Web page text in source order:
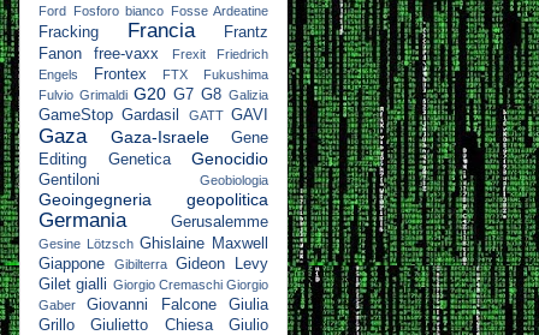
Ford Fosforo bianco Fosse Ardeatine
Fracking Francia
Frantz
Fanon
free-vaxx Frexit
Friedrich
Engels
Frontex FTX
Fukushima
Fulvio Grimaldi G20 G7 G8 Galizia
GameStop Gardasil GATT GAVI
Gaza Gaza-Israele
Gene
Editing
Genetica Genocidio
Gentiloni Geobiologia
Geoingegneria geopolitica
Germania Gerusalemme
Gesine Lötzsch Ghislaine Maxwell
Giappone
Gibilterra Gideon Levy
Gilet gialli Giorgio Cremaschi Giorgio
Gaber
Giovanni Falcone
Giulia
Grillo
Giulietto Chiesa
Giulio